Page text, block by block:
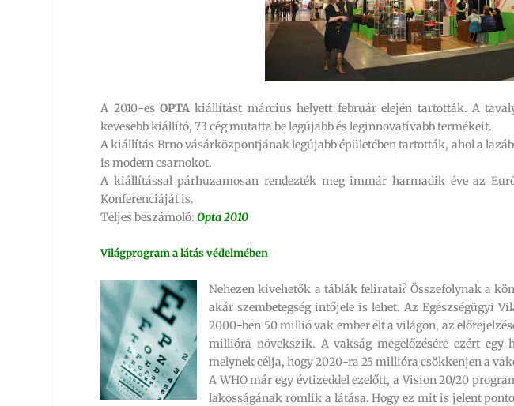
A 2010-esOPTAkiállítást március helyett február elején tartották. A
kevesebb kiállító, 73 cég mutatta be legújabb és leginnovatívabb termékeit.
A kiállítás Brno vásárközpontjának legújabb épületében tartották, ahol a
is modern csarnokot.
A kiállítással párhuzamosan rendezték meg immár harmadik éve az
Konferenciáját is.
Teljes beszámoló:Opta 2010
Világprogram a látás védelmében
Nehezen kivehetők a táblák feliratai? Összefolynak a
akár szembetegség intőjele is lehet. Az Egészségügyi
2000-ben 50 millió vak ember élt a világon, az
millióra növekszik. A vakság megelőzésére ezért
melynek célja, hogy 2020-ra 25 millióra csökkenjen a
A WHO már egy évtizeddel ezelőtt, a Vision 20/20
lakosságának romlik a látása. Hogy ez mit is jelent